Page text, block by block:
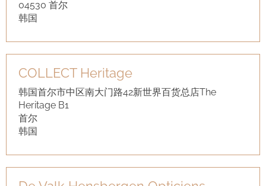
04530 首尔
韩国
COLLECT Heritage
韩国首尔市中区南大门路42新世界百货总店The
Heritage B1
首尔
韩国